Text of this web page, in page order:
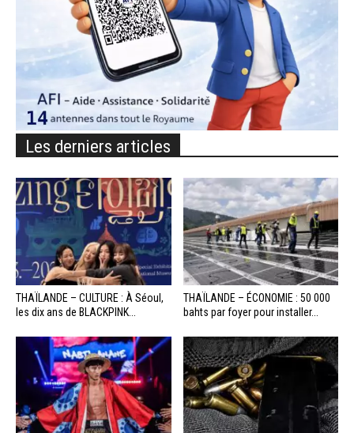
Les derniers articles
THAÏLANDE – CULTURE : À Séoul,
les dix ans de BLACKPINK...
THAÏLANDE – ÉCONOMIE : 50 000
bahts par foyer pour installer...